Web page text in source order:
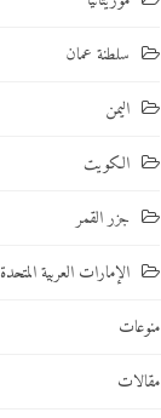
سلطنة عمان
اليمن
الكويت
جزر القمر
الإمارات العربية المتحدة
منوعات
مقالات